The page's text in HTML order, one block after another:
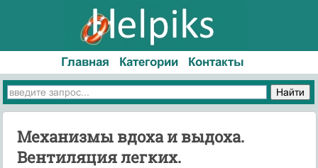
Главная Категории Контакты
Механизмы вдоха и выдоха.
Вентиляция легких.